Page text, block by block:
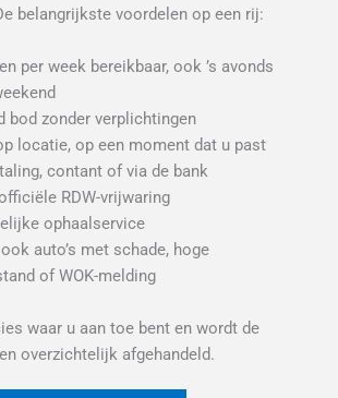
belangrijkste voordelen op een rij:
per week bereikbaar, ook ’s avonds
bod zonder verplichtingen
locatie, op een moment dat u past
contant of via de bank
RDW-vrijwaring
ophaalservice
auto’s met schade, hoge
of WOK-melding
waar u aan toe bent en wordt de
overzichtelijk afgehandeld.